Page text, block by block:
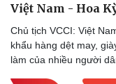
Việt Nam - Hoa
Chủ tịch VCCI: Việt
khẩu hàng dệt may,
làm của nhiều người